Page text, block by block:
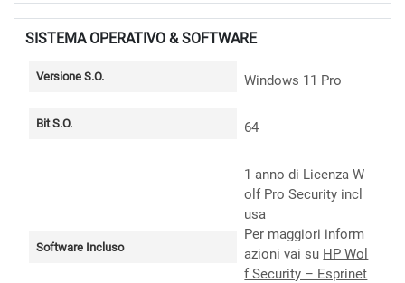
SISTEMA OPERATIVO & SOFTWARE
Versione S.O. Windows 11 Pro
Bit S.O. 64
Software Incluso
1 anno di Licenza W
olf Pro Security incl
usa
Per maggiori inform
azioni vai su HP Wol
f Security – Esprinet